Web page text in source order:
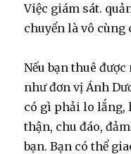
Việc giám sát.
chuyển là vô cùng
Nếu bạn thuê được
như đơn vị Ánh
có gì phải lo lắng,
thận, chu đáo,
bạn. Bạn có thể